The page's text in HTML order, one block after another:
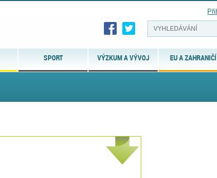
SPORT VÝZKUM A VÝVOJ EU A ZAHRANIČÍ